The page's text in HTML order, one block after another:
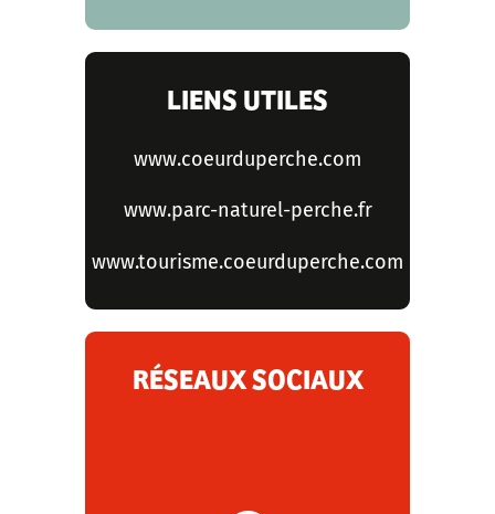
LIENS UTILES
www.coeurduperche.com
www.parc-naturel-perche.fr
www.tourisme.coeurduperche.com
RÉSEAUX SOCIAUX